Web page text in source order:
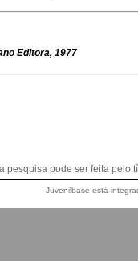
Editora, 1977
pesquisa pode ser feita pelo
Juvenilbase está